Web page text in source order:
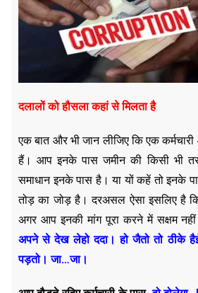
दलालों को हौसला कहां से मिलता है
एक बात और भी जान लीजिए कि एक
हैं। आप इनके पास जमीन की किसी भी
समाधान इनके पास है। या यों कहें तो इनके
तोड़ का जोड़ है। दरअसल ऐसा इसलिए है
अगर आप इनकी मांग पूरा करने में सक्षम
अपने से देख लेहो ददा। हो जैतो तो ठीके
पड़तो। जा…जा।